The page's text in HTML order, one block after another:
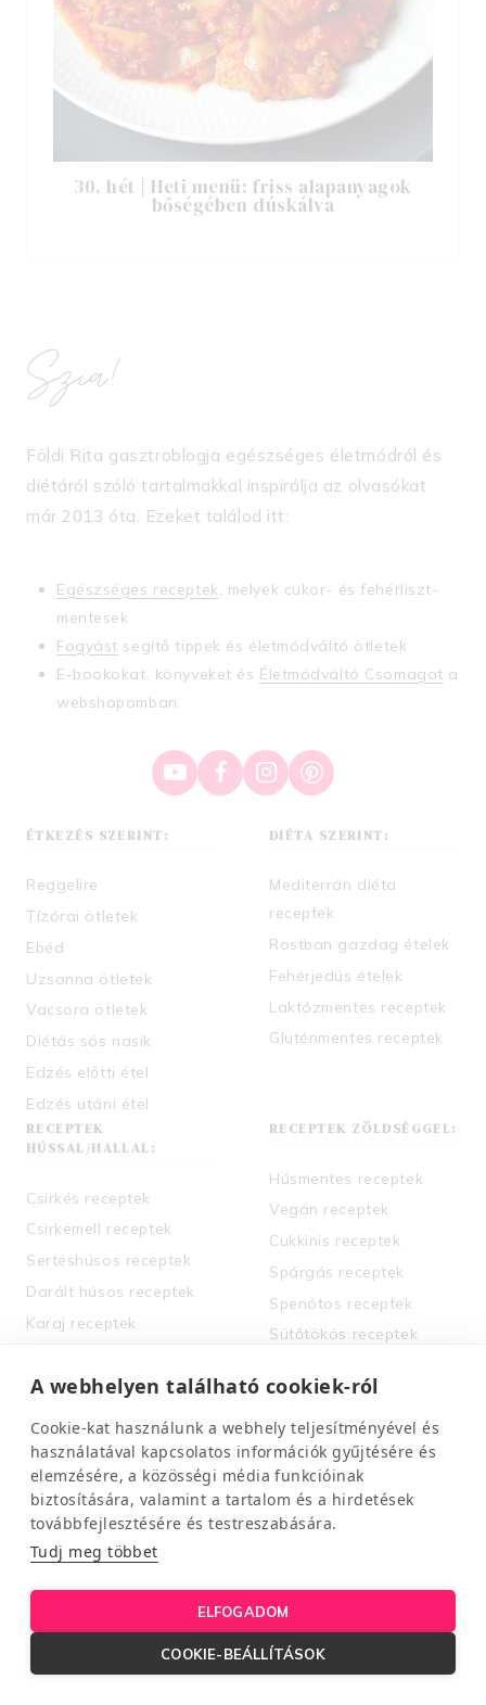
A webhelyen található cookiek-ról
Cookie-kat használunk a webhely teljesítményével és
használatával kapcsolatos információk gyűjtésére és
elemzésére, a közösségi média funkcióinak
biztosítására, valamint a tartalom és a hirdetések
továbbfejlesztésére és testreszabására.
Tudj meg többet
ELFOGADOM
COOKIE-BEÁLLÍTÁSOK
30. hét | Heti menü: friss alapanyagok
bőségében dúskálva
Szia!
Földi Rita gasztroblogja egészséges életmódról és
diétáról szóló tartalmakkal inspirálja az olvasókat
már 2013 óta. Ezeket találod itt:
Egészséges receptek, melyek cukor- és fehérliszt-
mentesek
Fogyást segítő tippek és életmódváltó ötletek
E-bookokat, könyveket és Életmódváltó Csomagot a
webshopomban
ÉTKEZÉS SZERINT:
Reggelire
Tízórai ötletek
Ebéd
Uzsonna ötletek
Vacsora ötletek
Diétás sós nasik
Edzés előtti étel
Edzés utáni étel
DIÉTA SZERINT:
Mediterrán diéta
receptek
Rostban gazdag ételek
Fehérjedús ételek
Laktózmentes receptek
Gluténmentes receptek
RECEPTEK
HÚSSAL/HALLAL:
Csirkés receptek
Csirkemell receptek
Sertéshúsos receptek
Darált húsos receptek
Karaj receptek
RECEPTEK ZÖLDSÉGGEL:
Húsmentes receptek
Vegán receptek
Cukkinis receptek
Spárgás receptek
Spenótos receptek
Sütőtökös receptek
Chimichurri-s receptek
NÉPSZERŰ RECEPTEK:
15 perces receptek
30 perces receptek
Diétás édességek
Sütés nélküli receptek
Elviteles receptek
Szendvics receptek
SZEZON ÉS ÜNNEP:
Tavaszi receptek
Nyári receptek
Téli receptek
Húsvéti receptek